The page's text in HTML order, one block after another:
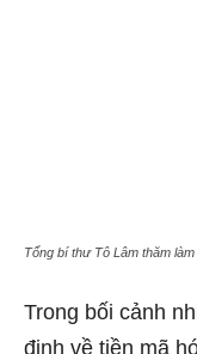
Tổng bí thư Tô Lâm thăm
Trong bối cảnh
định về tiền mã